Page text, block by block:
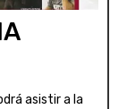
asistir a la